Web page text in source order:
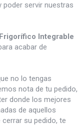
poder servir nuestras
Frigorífico Integrable
acabar de
no lo tengas
nota de tu pedido,
donde los mejores
de aquellos
su pedido, te